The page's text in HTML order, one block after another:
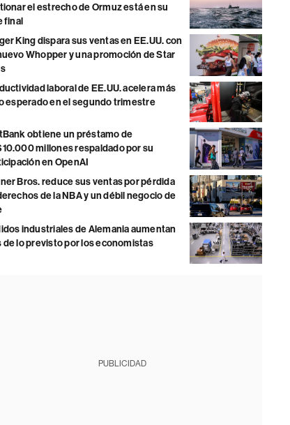
el estrecho de Ormuz está en su
final
King dispara sus ventas en EE.UU. con
Whopper y una promoción de Star
laboral de EE.UU. acelera más
esperado en el segundo trimestre
obtiene un préstamo de
millones respaldado por su
en OpenAI
Bros. reduce sus ventas por pérdida
de la NBA y un débil negocio de
industriales de Alemania aumentan
de lo previsto por los economistas
PUBLICIDAD